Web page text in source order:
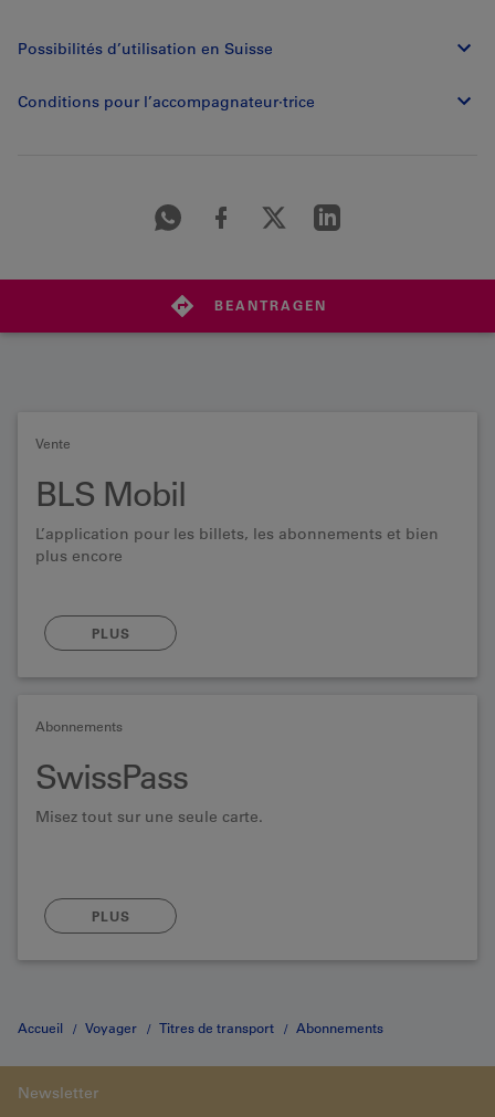
Possibilités d’utilisation en Suisse
Conditions pour l’accompagnateur·trice
BEANTRAGEN
Vente
BLS Mobil
L’application pour les billets, les abonnements et bien
plus encore
PLUS
Abonnements
SwissPass
Misez tout sur une seule carte.
PLUS
Accueil Voyager Titres de transport Abonnements